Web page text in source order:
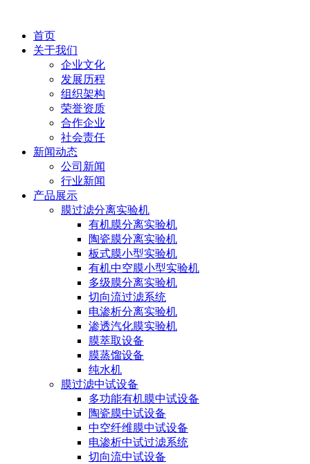
首页
关于我们
企业文化
发展历程
组织架构
荣誉资质
合作企业
社会责任
新闻动态
公司新闻
行业新闻
产品展示
膜过滤分离实验机
有机膜分离实验机
陶瓷膜分离实验机
板式膜小型实验机
有机中空膜小型实验机
多级膜分离实验机
切向流过滤系统
电渗析分离实验机
渗透汽化膜实验机
膜萃取设备
膜蒸馏设备
纯水机
膜过滤中试设备
多功能有机膜中试设备
陶瓷膜中试设备
中空纤维膜中试设备
电渗析中试过滤系统
切向流中试设备